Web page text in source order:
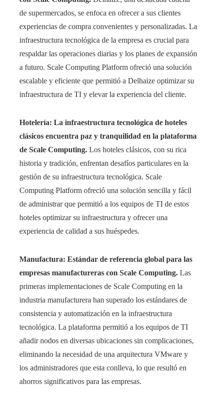
de supermercados, se enfoca en ofrecer a sus clientes
experiencias de compra convenientes y personalizadas. La
infraestructura tecnológica de la empresa es crucial para
respaldar las operaciones diarias y los planes de expansión
a futuro. Scale Computing Platform ofreció una solución
escalable y eficiente que permitió a Delhaize optimizar su
infraestructura de TI y elevar la experiencia del cliente.
Hotelería: La infraestructura tecnológica de hoteles
clásicos encuentra paz y tranquilidad en la plataforma
de Scale Computing. Los hoteles clásicos, con su rica
historia y tradición, enfrentan desafíos particulares en la
gestión de su infraestructura tecnológica. Scale
Computing Platform ofreció una solución sencilla y fácil
de administrar que permitió a los equipos de TI de estos
hoteles optimizar su infraestructura y ofrecer una
experiencia de calidad a sus huéspedes.
Manufactura: Estándar de referencia global para las
empresas manufactureras con Scale Computing. Las
primeras implementaciones de Scale Computing en la
industria manufacturera han superado los estándares de
consistencia y automatización en la infraestructura
tecnológica. La plataforma permitió a los equipos de TI
añadir nodos en diversas ubicaciones sin complicaciones,
eliminando la necesidad de una arquitectura VMware y
los administradores que esta conlleva, lo que resultó en
ahorros significativos para las empresas.